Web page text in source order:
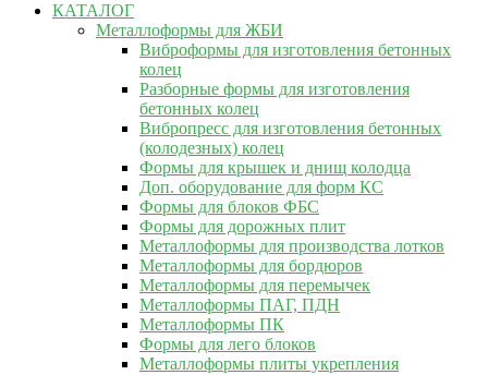
КАТАЛОГ
Металлоформы для ЖБИ
Виброформы для изготовления бетонных
колец
Разборные формы для изготовления
бетонных колец
Вибропресс для изготовления бетонных
(колодезных) колец
Формы для крышек и днищ колодца
Доп. оборудование для форм КС
Формы для блоков ФБС
Формы для дорожных плит
Металлоформы для производства лотков
Металлоформы для бордюров
Металлоформы для перемычек
Металлоформы ПАГ, ПДН
Металлоформы ПК
Формы для лего блоков
Металлоформы плиты укрепления